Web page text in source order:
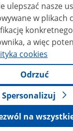
nasze usługi.
w plikach
a więc
cookies
Odrzuć
Spersonalizuj
na